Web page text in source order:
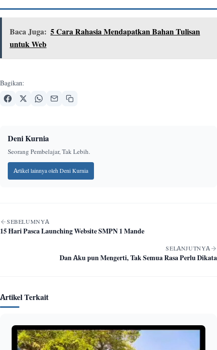
Baca Juga: 5 Cara Rahasia Mendapatkan Bahan Tulisan
untuk Web
Bagikan:
Deni Kurnia
Seorang Pembelajar, Tak Lebih.
Artikel lainnya oleh Deni Kurnia
Navigasi artikel
SEBELUMNYA
15 Hari Pasca Launching Website SMPN 1 Mande
SELANJUTNYA
Dan Aku pun Mengerti, Tak Semua Rasa Perlu Dikata
Artikel Terkait